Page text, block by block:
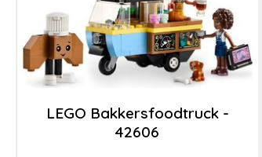
LEGO Bakkersfoodtruck -
42606